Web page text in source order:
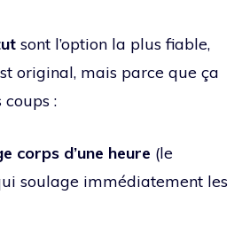
sont l’option la plus fiable,
original, mais parce que ça
:
corps d’une heure (le
soulage immédiatement les